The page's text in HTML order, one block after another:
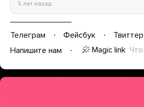
5 лет назад
Телеграм Фейсбук Твиттер
Напишите нам
Magic link